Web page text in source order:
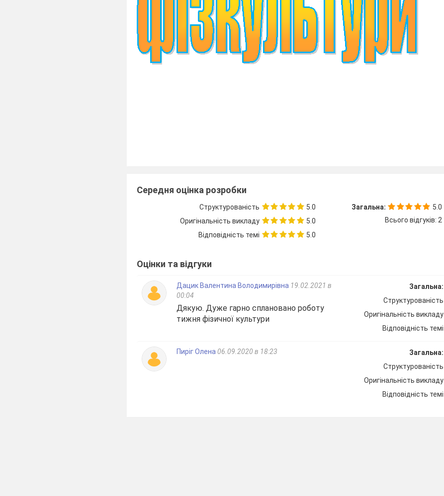
Середня оцінка розробки
Структурованість
5.0
Оригінальність викладу
5.0
Відповідність темі
5.0
Загальна:
5.0
Всього відгуків: 2
Оцінки та відгуки
Дацик Валентина Володимирівна 19.02.2021 в
00:04
Дякую. Дуже гарно сплановано роботу
тижня фізичної культури
Загальна:
Структурованість
Оригінальність викладу
Відповідність темі
Пиріг Олена 06.09.2020 в 18:23 Загальна:
Структурованість
Оригінальність викладу
Відповідність темі